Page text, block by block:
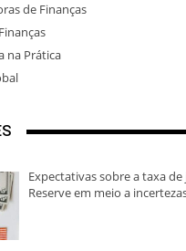
de Finanças
na Prática
Expectativas sobre a taxa
Reserve em meio a